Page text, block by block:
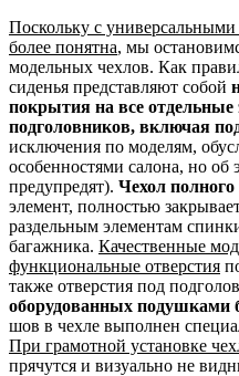
Поскольку с
более понятна, мы
модельных чехлов. Как
сиденья представляют собой
покрытия на все
подголовников, включая
исключения по моделям,
особенностями салона, но об
предупредят). Чехол
элемент, полностью
раздельным элементам
багажника. Качественные
функциональные отверстия
также отверстия под
оборудованных подушками
шов в чехле выполнен
При грамотной установке
прячутся и визуально не